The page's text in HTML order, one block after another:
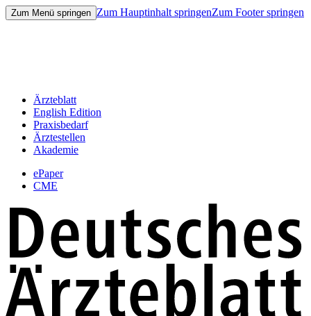
Zum Menü springen Zum Hauptinhalt springenZum Footer springen
Ärzteblatt
English Edition
Praxisbedarf
Ärztestellen
Akademie
ePaper
CME